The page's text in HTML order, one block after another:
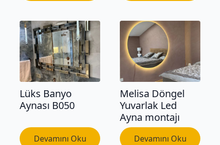
Lüks Banyo
Aynası B050
Devamını Oku
Melisa Döngel
Yuvarlak Led
Ayna montajı
Devamını Oku